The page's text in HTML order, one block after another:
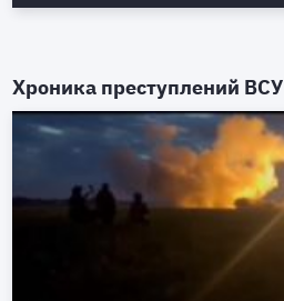
Хроника преступлений ВСУ